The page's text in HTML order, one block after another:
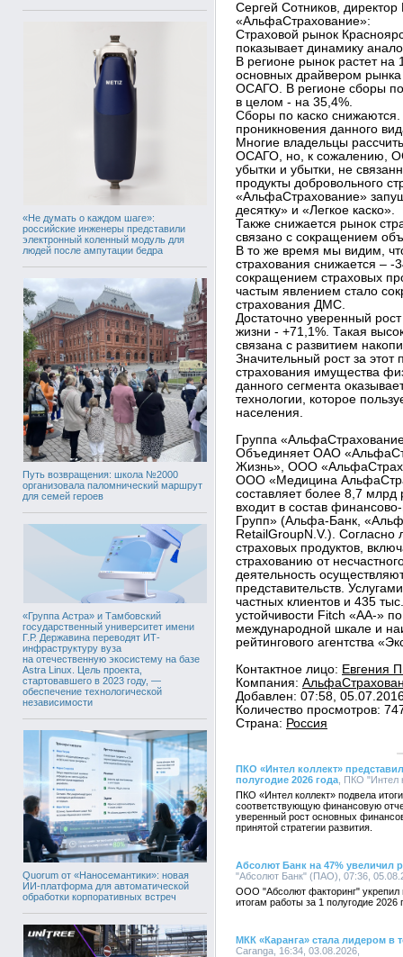
«Не думать о каждом шаге»:
российские инженеры представили
электронный коленный модуль для
людей после ампутации бедра
Путь возвращения: школа №2000
организовала паломнический маршрут
для семей героев
«Группа Астра» и Тамбовский
государственный университет имени
Г.Р. Державина переводят ИТ-
инфраструктуру вуза
на отечественную экосистему на базе
Astra Linux. Цель проекта,
стартовавшего в 2023 году, —
обеспечение технологической
независимости
Quorum от «Наносемантики»: новая
ИИ-платформа для автоматической
обработки корпоративных встреч
Сергей Сотников,
«АльфаСтрахование»:
Страховой рынок
показывает динамику
В регионе рынок растет
основных драйвером рынка
ОСАГО. В регионе сборы по
в целом - на 35,4%.
Сборы по каско
проникновения данного
Многие владельцы
ОСАГО, но, к сожалению,
убытки и убытки, не
продукты добровольного
«АльфаСтрахование»
десятку» и «Легкое каско».
Также снижается рынок
связано с сокращением
В то же время мы видим,
страхования снижается – -
сокращением страховых
частым явлением стало
страхования ДМС.
Достаточно уверенный
жизни - +71,1%. Такая
связана с развитием
Значительный рост за этот
страхования имущества
данного сегмента
технологии, которое
населения.
Группа
Объединяет ОАО
Жизнь», ООО
ООО «Медицина
составляет более 8,7
входит в состав
Групп» (Альфа-Банк,
RetailGroupN.V.). Согласно
страховых продуктов,
страхованию от
деятельность
представительств.
частных клиентов и 435
устойчивости Fitch «АА-»
международной шкале и
рейтингового агентства
Контактное лицо: Евгения
Компания:
Добавлен: 07:58,
Количество просмотров:
Страна: Россия
ПКО «Интел коллект»
полугодие 2026 года , ПКО "Интел
ПКО «Интел коллект» подвела
соответствующую финансовую
уверенный рост основных
принятой стратегии развития.
Абсолют Банк на 47% увеличил
"Абсолют Банк" (ПАО), 07:36,
ООО "Абсолют факторинг" укрепил
итогам работы за 1 полугодие 2026
МКК «Каранга» стала лидером в
Caranga, 16:34, 03.08.2026,